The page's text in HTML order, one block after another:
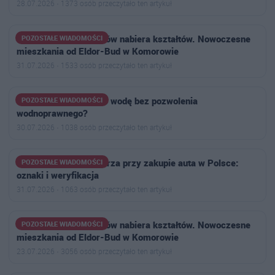
28.07.2026 · 1373 osób przeczytało ten artykuł
POZOSTAŁE WIADOMOŚCI
Osiedle Aleja Bohaterów nabiera kształtów. Nowoczesne
mieszkania od Eldor-Bud w Komorowie
31.07.2026 · 1533 osób przeczytało ten artykuł
POZOSTAŁE WIADOMOŚCI
Kiedy można pobierać wodę bez pozwolenia
wodnoprawnego?
30.07.2026 · 1038 osób przeczytało ten artykuł
POZOSTAŁE WIADOMOŚCI
Jak rozpoznać handlarza przy zakupie auta w Polsce:
oznaki i weryfikacja
31.07.2026 · 1063 osób przeczytało ten artykuł
POZOSTAŁE WIADOMOŚCI
Osiedle Aleja Bohaterów nabiera kształtów. Nowoczesne
mieszkania od Eldor-Bud w Komorowie
23.07.2026 · 3056 osób przeczytało ten artykuł